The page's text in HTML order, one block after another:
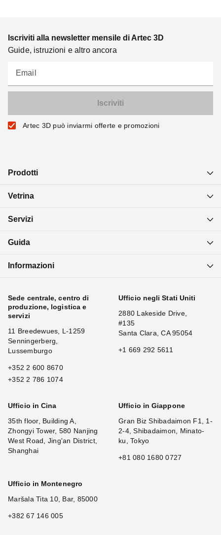
Iscriviti alla newsletter mensile di Artec 3D
Guide, istruzioni e altro ancora
Email
Artec 3D può inviarmi offerte e promozioni
Prodotti
Vetrina
Servizi
Guida
Informazioni
Sede centrale, centro di
produzione, logistica e
servizi
11 Breedewues, L-1259
Senningerberg,
Lussemburgo
+352 2 600 8670
+352 2 786 1074
Ufficio negli Stati Uniti
2880 Lakeside Drive,
#135
Santa Clara, CA 95054
+1 669 292 5611
Ufficio in Cina
35th floor, Building A,
Zhongyi Tower, 580 Nanjing
West Road, Jing'an District,
Shanghai
Ufficio in Giappone
Gran Biz Shibadaimon F1, 1-
2-4, Shibadaimon, Minato-
ku, Tokyo
+81 080 1680 0727
Ufficio in Montenegro
Maršala Tita 10, Bar, 85000
+382 67 146 005